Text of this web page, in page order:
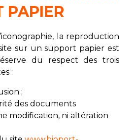
PAPIER
la reproduction
sur un support papier est
du respect des trois
:
;
des documents
modification, ni altération